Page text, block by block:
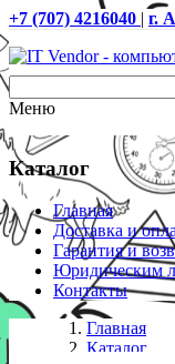
+7 (707) 4216040 | г.
Меню
Каталог
Главная
Доставка и
Гарантия и
Юридическим
Контакты
Главная
Каталог